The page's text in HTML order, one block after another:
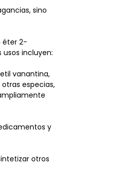
sino
éter 2-
incluyen:
vanantina,
especias,
y
otros